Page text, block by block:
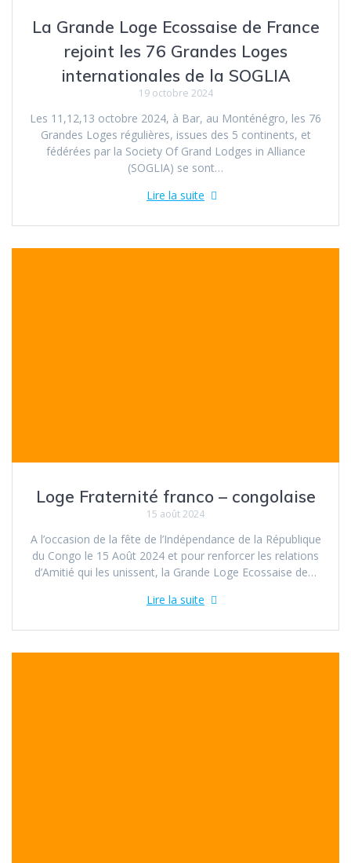
La Grande Loge Ecossaise de France
rejoint les 76 Grandes Loges
internationales de la SOGLIA
19 octobre 2024
Les 11,12,13 octobre 2024, à Bar, au Monténégro, les 76
Grandes Loges régulières, issues des 5 continents, et
fédérées par la Society Of Grand Lodges in Alliance
(SOGLIA) se sont…
Lire la suite
Loge Fraternité franco – congolaise
15 août 2024
A l’occasion de la fête de l’Indépendance de la République
du Congo le 15 Août 2024 et pour renforcer les relations
d’Amitié qui les unissent, la Grande Loge Ecossaise de…
Lire la suite